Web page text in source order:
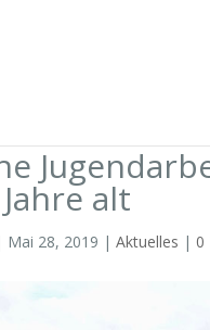
alt
Mai 28, 2019 |Aktuelles | 0